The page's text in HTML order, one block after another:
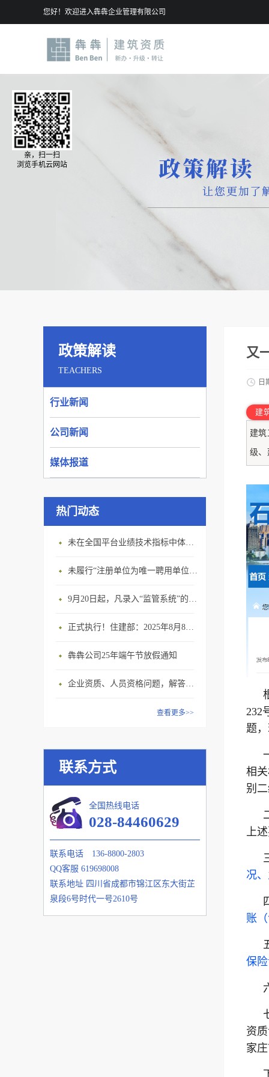
您好！欢迎进入犇犇企业管理有限公司
政策解读
TEACHERS
行业新闻
公司新闻
媒体报道
热门动态
未在全国平台业绩技术指标中体现个人角色的业绩，在资质审查时不作为有效业绩认定！
未履行“注册单位为唯一聘用单位”的承诺，撤销注册许可，三年内不得再次申请建造师注册
9月20日起，凡录入“监管系统”的建造师、职称人员，均需上传社保缴纳凭证！
正式执行！住建部：2025年8月8日起，建筑市政工程全面禁止9项技术！
犇犇公司25年端午节放假通知
企业资质、人员资格问题，解答来了
查看更多>>
联系方式
全国热线电话
028-84460629
联系电话
136-8800-2803
QQ客服 619698008
联系地址 四川省成都市锦江区东大街芷
泉段6号时代一号2610号
又
日
建
建
级、
232
题
相
别
上
况
账
保
资
家
亲，扫一扫
浏览手机云网站